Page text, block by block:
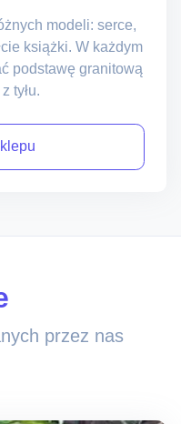
modeli: serce,
książki. W każdym
podstawę granitową
tyłu.
przez nas